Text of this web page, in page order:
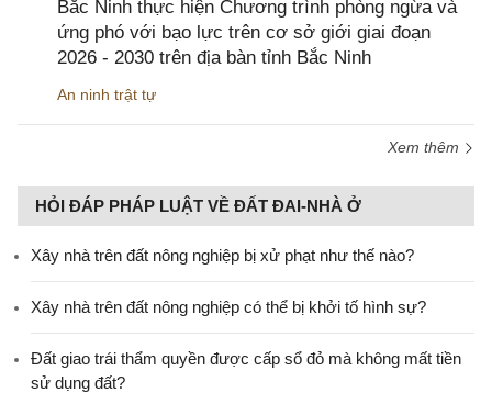
Bắc Ninh thực hiện Chương trình phòng ngừa và
ứng phó với bạo lực trên cơ sở giới giai đoạn
2026 - 2030 trên địa bàn tỉnh Bắc Ninh
An ninh trật tự
Xem thêm
HỎI ĐÁP PHÁP LUẬT VỀ ĐẤT ĐAI-NHÀ Ở
Xây nhà trên đất nông nghiệp bị xử phạt như thế nào?
Xây nhà trên đất nông nghiệp có thể bị khởi tố hình sự?
Đất giao trái thẩm quyền được cấp sổ đỏ mà không mất tiền
sử dụng đất?